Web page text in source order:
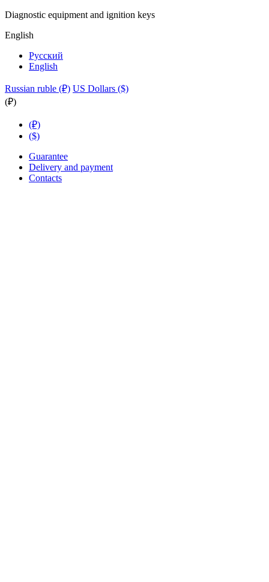
Diagnostic equipment and ignition keys
English
Русский
English
Russian ruble (₽) US Dollars ($)
(₽)
(₽)
($)
Guarantee
Delivery and payment
Contacts